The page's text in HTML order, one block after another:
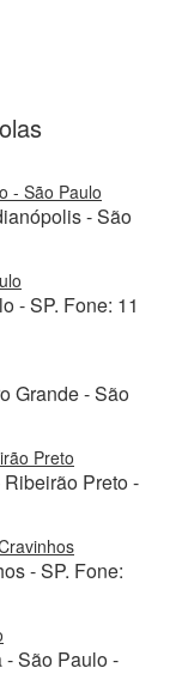
- São Paulo
- São
- SP. Fone: 11
Grande - São
Preto
Preto -
- SP. Fone:
- São Paulo -